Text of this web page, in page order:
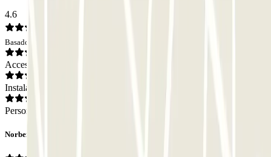
4.6
Basado en 13 opiniones
Acceso
Instalaciones
Personal
Norbert